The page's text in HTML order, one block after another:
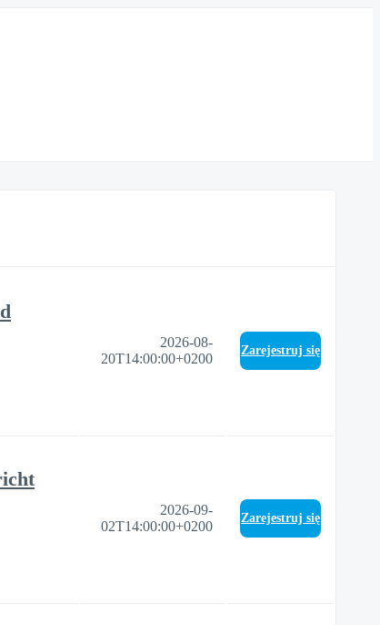
2026-08-
20T14:00:00+0200
Zarejestruj się
2026-09-
02T14:00:00+0200
Zarejestruj się